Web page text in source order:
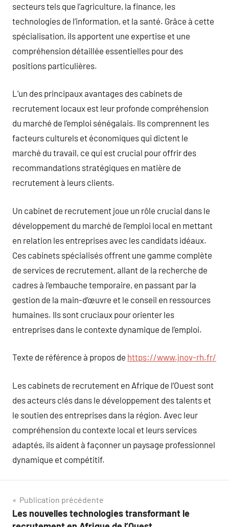
secteurs tels que l’agriculture, la finance, les
technologies de l’information, et la santé. Grâce à cette
spécialisation, ils apportent une expertise et une
compréhension détaillée essentielles pour des
positions particulières.
L’un des principaux avantages des cabinets de
recrutement locaux est leur profonde compréhension
du marché de l’emploi sénégalais. Ils comprennent les
facteurs culturels et économiques qui dictent le
marché du travail, ce qui est crucial pour offrir des
recommandations stratégiques en matière de
recrutement à leurs clients.
Un cabinet de recrutement joue un rôle crucial dans le
développement du marché de l’emploi local en mettant
en relation les entreprises avec les candidats idéaux.
Ces cabinets spécialisés offrent une gamme complète
de services de recrutement, allant de la recherche de
cadres à l’embauche temporaire, en passant par la
gestion de la main-d’œuvre et le conseil en ressources
humaines. Ils sont cruciaux pour orienter les
entreprises dans le contexte dynamique de l’emploi.
Texte de référence à propos de https://www.jnov-rh.fr/
Les cabinets de recrutement en Afrique de l’Ouest sont
des acteurs clés dans le développement des talents et
le soutien des entreprises dans la région. Avec leur
compréhension du contexte local et leurs services
adaptés, ils aident à façonner un paysage professionnel
dynamique et compétitif.
Navigation
de
Publication précédente
Les nouvelles technologies transformant le